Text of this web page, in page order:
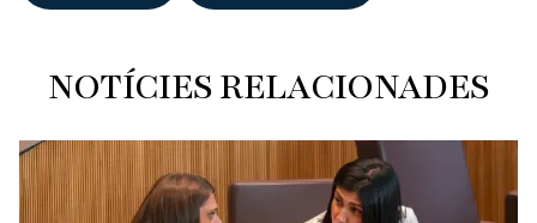
NOTÍCIES RELACIONADES